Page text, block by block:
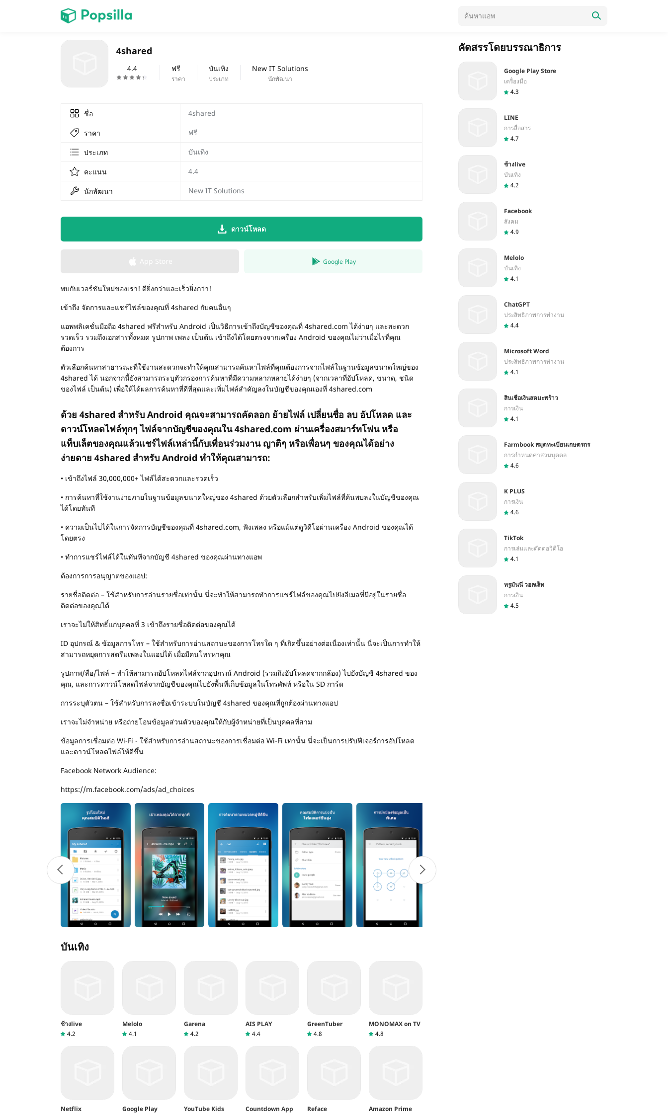
4shared
4.4 ฟรี
ราคา
บันเทิง
ประเภท
New IT Solutions
นักพัฒนา
ชื่อ 4shared
ราคา ฟรี
ประเภท บันเทิง
คะแนน 4.4
นักพัฒนา New IT Solutions
ดาวน์โหลด
Google Play
พบกับเวอร์ชันใหม่ของเรา! ดียิ่งกว่าและเร็วยิ่งกว่า!
เข้าถึง จัดการและแชร์ไฟล์ของคุณที่ 4shared กับคนอื่นๆ
แอพพลิเคชั่นมือถือ 4shared ฟรีสำหรับ Android เป็นวิธีการเข้าถึงบัญชีของคุณที่ 4shared.com ได้ง่ายๆ และสะดวก
รวดเร็ว รวมถึงเอกสารทั้งหมด รูปภาพ เพลง เป็นต้น เข้าถึงได้โดยตรงจากเครื่อง Android ของคุณไม่ว่าเมื่อไรที่คุณ
ต้องการ
ตัวเลือกค้นหาสาธารณะที่ใช้งานสะดวกจะทำให้คุณสามารถค้นหาไฟล์ที่คุณต้องการจากไฟล์ในฐานข้อมูลขนาดใหญ่ของ
4shared ได้ นอกจากนี้ยังสามารถระบุตัวกรองการค้นหาที่มีความหลากหลายได้ง่ายๆ (จากเวลาที่อัปโหลด, ขนาด, ชนิด
ของไฟล์ เป็นต้น) เพื่อให้ได้ผลการค้นหาที่ดีที่สุดและเพิ่มไฟล์สำคัญลงในบัญชีของคุณเองที่ 4shared.com
ด้วย 4shared สำหรับ Android คุณจะสามารถคัดลอก ย้ายไฟล์ เปลี่ยนชื่อ ลบ อัปโหลด และ
ดาวน์โหลดไฟล์ทุกๆ ไฟล์จากบัญชีของคุณใน 4shared.com ผ่านเครื่องสมาร์ทโฟน หรือ
แท็บเล็ตของคุณแล้วแชร์ไฟล์เหล่านี้กับเพื่อนร่วมงาน ญาติๆ หรือเพื่อนๆ ของคุณได้อย่าง
ง่ายดาย 4shared สำหรับ Android ทำให้คุณสามารถ:
• เข้าถึงไฟล์ 30,000,000+ ไฟล์ได้สะดวกและรวดเร็ว
• การค้นหาที่ใช้งานง่ายภายในฐานข้อมูลขนาดใหญ่ของ 4shared ด้วยตัวเลือกสำหรับเพิ่มไฟล์ที่ค้นพบลงในบัญชีของคุณ
ได้โดยทันที
• ความเป็นไปได้ในการจัดการบัญชีของคุณที่ 4shared.com, ฟังเพลง หรือแม้แต่ดูวิดีโอผ่านเครื่อง Android ของคุณได้
โดยตรง
• ทำการแชร์ไฟล์ได้ในทันทีจากบัญชี 4shared ของคุณผ่านทางแอพ
ต้องการการอนุญาตของแอป:
รายชื่อติดต่อ – ใช้สำหรับการอ่านรายชื่อเท่านั้น นี่จะทำให้สามารถทำการแชร์ไฟล์ของคุณไปยังอีเมลที่มีอยู่ในรายชื่อ
ติดต่อของคุณได้
เราจะไม่ให้สิทธิ์แก่บุคคลที่ 3 เข้าถึงรายชื่อติดต่อของคุณได้
ID อุปกรณ์ & ข้อมูลการโทร – ใช้สำหรับการอ่านสถานะของการโทรใด ๆ ที่เกิดขึ้นอย่างต่อเนื่องเท่านั้น นี่จะเป็นการทำให้
สามารถหยุดการสตรีมเพลงในแอปได้ เมื่อมีคนโทรหาคุณ
รูปภาพ/สื่อ/ไฟล์ – ทำให้สามารถอัปโหลดไฟล์จากอุปกรณ์ Android (รวมถึงอัปโหลดจากกล้อง) ไปยังบัญชี 4shared ของ
คุณ, และการดาวน์โหลดไฟล์จากบัญชีของคุณไปยังพื้นที่เก็บข้อมูลในโทรศัพท์ หรือใน SD การ์ด
การระบุตัวตน – ใช้สำหรับการลงชื่อเข้าระบบในบัญชี 4shared ของคุณที่ถูกต้องผ่านทางแอป
เราจะไม่จำหน่าย หรือถ่ายโอนข้อมูลส่วนตัวของคุณให้กับผู้จำหน่ายที่เป็นบุคคลที่สาม
ข้อมูลการเชื่อมต่อ Wi-Fi - ใช้สำหรับการอ่านสถานะของการเชื่อมต่อ Wi-Fi เท่านั้น นี่จะเป็นการปรับฟีเจอร์การอัปโหลด
และดาวน์โหลดไฟล์ให้ดีขึ้น
Facebook Network Audience:
https://m.facebook.com/ads/ad_choices
บันเทิง
ช้างlive
4.2
Melolo
4.1
Garena
4.2
AIS PLAY
4.4
GreenTuber
4.8
MONOMAX on TV
4.8
Netflix
Google Play
YouTube Kids Countdown App Reface
Amazon Prime
คัดสรรโดยบรรณาธิการ
Google Play Store
เครื่องมือ
4.3
LINE
การสื่อสาร
4.7
ช้างlive
บันเทิง
4.2
Facebook
สังคม
4.9
Melolo
บันเทิง
4.1
ChatGPT
ประสิทธิภาพการทำงาน
4.4
Microsoft Word
ประสิทธิภาพการทำงาน
4.1
สินเชื่อเงินสดมะพร้าว
การเงิน
4.1
Farmbook สมุดทะเบียนเกษตรกร
การกำหนดค่าส่วนบุคคล
4.6
K PLUS
การเงิน
4.6
TikTok
การเล่นและตัดต่อวิดีโอ
4.1
ทรูมันนี่ วอลเล็ท
การเงิน
4.5